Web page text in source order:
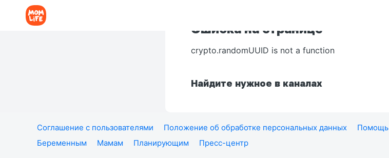
Ошибка на странице
crypto.randomUUID is not a function
Найдите нужное в каналах
Соглашение с пользователями Положение об обработке персональных данных Помощь
Беременным
Мамам Планирующим Пресс-центр